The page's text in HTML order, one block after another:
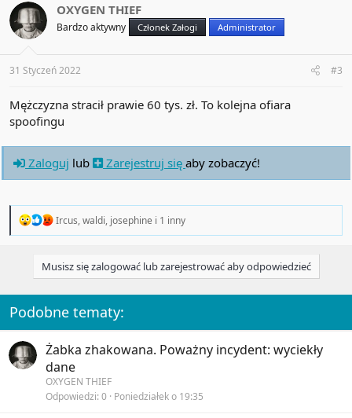
i
o
s
:
OXYGEN THIEF
Bardzo aktywny Członek Załogi Administrator
31 Styczeń 2022 #3
Mężczyzna stracił prawie 60 tys. zł. To kolejna ofiara
spoofingu
Zaloguj lub Zarejestruj się aby zobaczyć!
R
t
i
o
n
s
:
Ircus,waldi, josephine i 1 inny
Musisz się zalogować lub zarejestrować aby odpowiedzieć
Podobne tematy:
Żabka zhakowana. Poważny incydent: wyciekły
dane
OXYGEN THIEF
Odpowiedzi 0 Poniedziałek o 19:35